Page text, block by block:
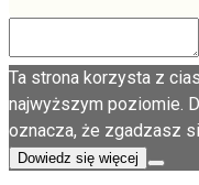
Ta strona korzysta z
najwyższym poziomie.
oznacza, że zgadzasz
Dowiedz się więcej